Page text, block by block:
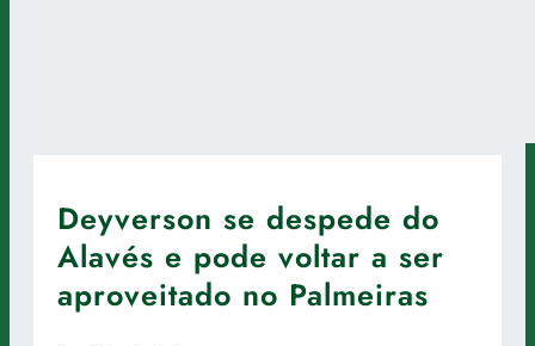
Deyverson se despede do
Alavés e pode voltar a ser
aproveitado no Palmeiras